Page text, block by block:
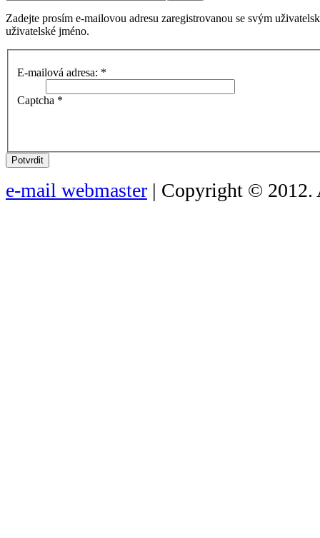
Zadejte prosím e-mailovou adresu zaregistrovanou se svým
uživatelské jméno.
E-mailová adresa: *
Captcha *
Potvrdit
e-mail webmaster | Copyright © 2012.